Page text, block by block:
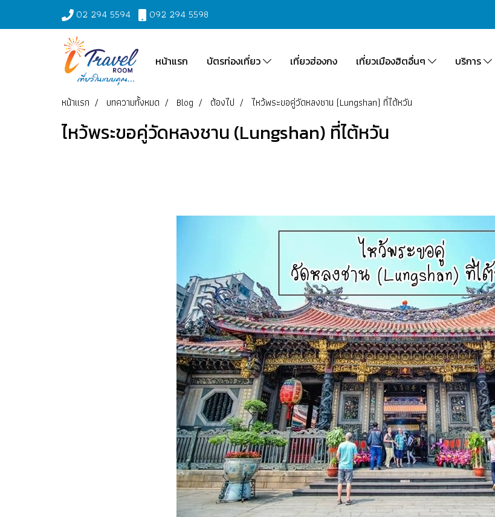
02 294 5594 092 294 5598
หน้าแรก บัตรท่องเที่ยว เที่ยวฮ่องกง เที่ยวเมืองฮิตอื่นๆ บริการ
หน้าแรก บทความทั้งหมด Blog ต้องไป ไหว้พระขอคู่วัดหลงชาน (Lungshan) ที่ไต้หวัน
ไหว้พระขอคู่วัดหลงชาน (Lungshan) ที่ไต้หวัน